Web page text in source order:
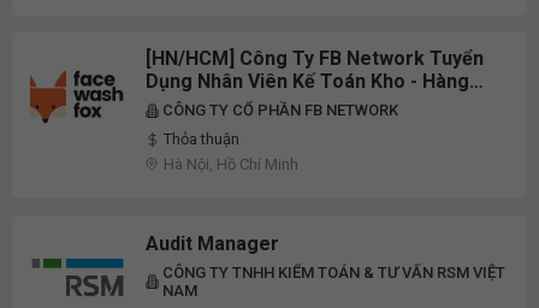
[HN/HCM] Công Ty FB Network Tuyển
Dụng Nhân Viên Kế Toán Kho - Hàng
Hóa/Chăm Sóc Khác Hàng/Bảo Trì,
Chuyên Viên Marketing Partnership,
Kế Toán Trưởng Full-Time 2026
CÔNG TY CỔ PHẦN FB NETWORK
Thỏa thuận
Hà Nội, Hồ Chí Minh
Audit Manager
CÔNG TY TNHH KIỂM TOÁN & TƯ VẤN RSM VIỆT
NAM